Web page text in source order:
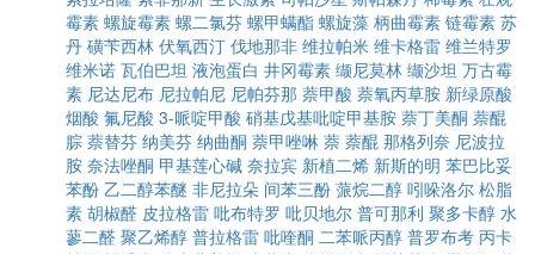
霉素 螺旋霉素 螺二氯芬 螺甲螨酯 螺旋藻 柄曲霉素 链霉素 苏
丹 磺苄西林 伏氧西汀 伐地那非 维拉帕米 维卡格雷 维兰特罗
维米诺 瓦伯巴坦 液泡蛋白 井冈霉素 缬尼莫林 缬沙坦 万古霉
素 尼达尼布 尼拉帕尼 尼帕芬那 萘甲酸 萘氧丙草胺 新绿原酸
烟酸 氟尼酸 3-哌啶甲酸 硝基戊基吡啶甲基胺 萘丁美酮 萘醌
腙 萘替芬 纳美芬 纳曲酮 萘甲唑啉 萘 萘醌 那格列奈 尼波拉
胺 奈法唑酮 甲基莲心碱 奈拉宾 新植二烯 新斯的明 苯巴比妥
苯酚 乙二醇苯醚 非尼拉朵 间苯三酚 蒎烷二醇 吲哚洛尔 松脂
素 胡椒醛 皮拉格雷 吡布特罗 吡贝地尔 普可那利 聚多卡醇 水
蓼二醛 聚乙烯醇 普拉格雷 吡喹酮 二苯哌丙醇 普罗布考 丙卡